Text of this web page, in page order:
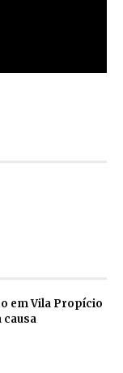
em Vila Propício
causa